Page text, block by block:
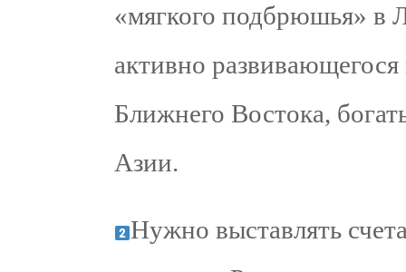
«мягкого подбрюшья» в
активно
Ближнего Востока,
Азии.
Нужно выставлять